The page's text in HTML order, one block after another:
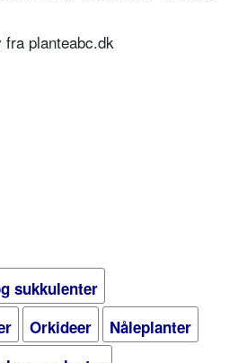
fra planteabc.dk
sukkulenter
Orkideer
Nåleplanter